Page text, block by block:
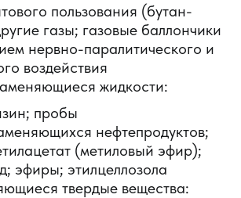
пользования (бутан-
газы; газовые баллончики
нервно-паралитического и
воздействия
жидкости:
пробы
нефтепродуктов;
(метиловый эфир);
эфиры; этилцеллозола
твердые вещества: